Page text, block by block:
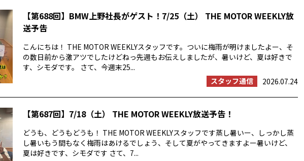
【第688回】BMW上野社長がゲスト！7/25（土） THE MOTOR WEEKLY放
送予告
こんにちは！ THE MOTOR WEEKLYスタッフです。ついに梅雨が明けましたよー、そ
の数日前から激アツでしたけどねっ先週もお伝えしましたが、暑いけど、夏は好きで
す、シモダです。 さて、今週末25...
スタッフ通信
2026.07.24
【第687回】7/18（土） THE MOTOR WEEKLY放送予告！
どうも、どうもどうも！ THE MOTOR WEEKLYスタッフです蒸し暑いー、しっかし蒸
し暑いもう間もなく梅雨はあけるでしょう、そして夏がやってきますよー暑いけど、
夏は好きです、シモダです さて、7...